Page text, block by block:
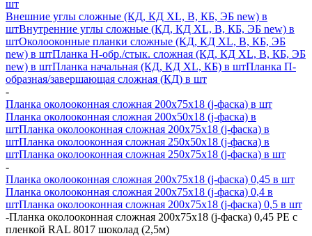
шт
Внешние углы сложные (КД, КД XL, В, КБ, ЭБ new) в
штВнутренние углы сложные (КД, КД XL, В, КБ, ЭБ new) в
штОколооконные планки сложные (КД, КД XL, В, КБ, ЭБ
new) в штПланка H-обр./стык. сложная (КД, КД XL, В, КБ, ЭБ
new) в штПланка начальная (КД, КД XL, КБ) в штПланка П-
образная/завершающая сложная (КД) в шт
-
Планка околооконная сложная 200х75х18 (j-фаска) в шт
Планка околооконная сложная 200х50х18 (j-фаска) в
штПланка околооконная сложная 200х75х18 (j-фаска) в
штПланка околооконная сложная 250х50х18 (j-фаска) в
штПланка околооконная сложная 250х75х18 (j-фаска) в шт
-
Планка околооконная сложная 200х75х18 (j-фаска) 0,45 в шт
Планка околооконная сложная 200х75х18 (j-фаска) 0,4 в
штПланка околооконная сложная 200х75х18 (j-фаска) 0,5 в шт
-Планка околооконная сложная 200х75х18 (j-фаска) 0,45 PE с
пленкой RAL 8017 шоколад (2,5м)